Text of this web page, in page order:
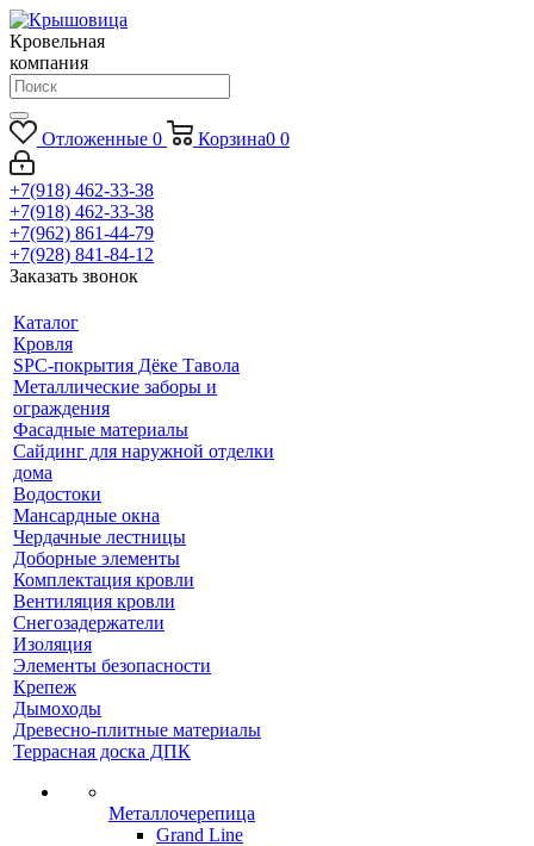
Кровельная
компания
Отложенные 0 Корзина0 0
+7(918) 462-33-38
+7(918) 462-33-38
+7(962) 861-44-79
+7(928) 841-84-12
Заказать звонок
Каталог
Кровля
SPC-покрытия Дёке Тавола
Металлические заборы и
ограждения
Фасадные материалы
Сайдинг для наружной отделки
дома
Водостоки
Мансардные окна
Чердачные лестницы
Доборные элементы
Комплектация кровли
Вентиляция кровли
Снегозадержатели
Изоляция
Элементы безопасности
Крепеж
Дымоходы
Древесно-плитные материалы
Террасная доска ДПК
Металлочерепица
Grand Line